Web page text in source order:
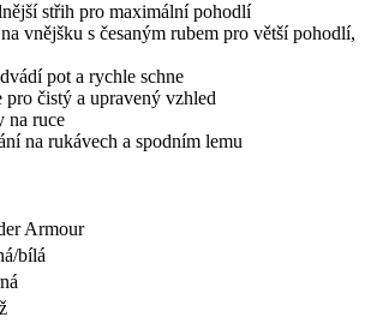
střih pro maximální pohodlí
vnějšku s česaným rubem pro větší pohodlí,
pot a rychle schne
čistý a upravený vzhled
na ruce
na rukávech a spodním lemu
Armour
bílá